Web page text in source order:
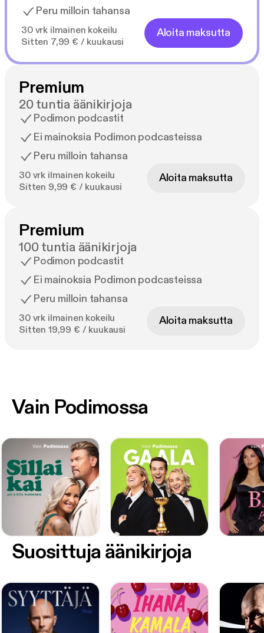
Peru milloin tahansa
30 vrk ilmainen kokeilu
Sitten 7,99 € / kuukausi
Aloita maksutta
Premium
20 tuntia äänikirjoja
Podimon podcastit
Ei mainoksia Podimon podcasteissa
Peru milloin tahansa
30 vrk ilmainen kokeilu
Sitten 9,99 € / kuukausi
Aloita maksutta
Premium
100 tuntia äänikirjoja
Podimon podcastit
Ei mainoksia Podimon podcasteissa
Peru milloin tahansa
30 vrk ilmainen kokeilu
Sitten 19,99 € / kuukausi
Aloita maksutta
Vain Podimossa
Suosittuja äänikirjoja